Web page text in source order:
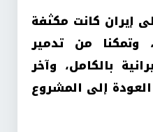
إيران كانت مكثفة
12 يومًا، وتمكنا من تدمير
بالكامل، وآخر
إلى المشروع